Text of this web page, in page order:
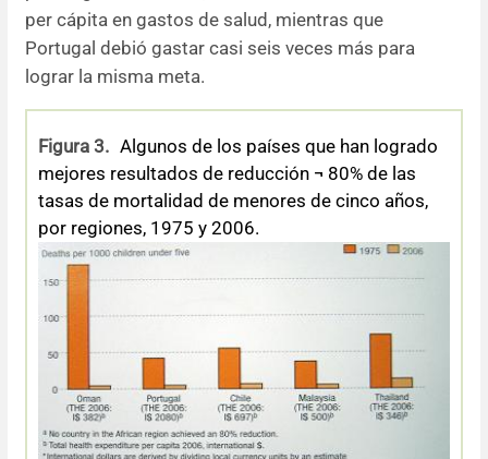
per cápita en gastos de salud, mientras que
Portugal debió gastar casi seis veces más para
lograr la misma meta.
Figura 3. Algunos de los países que han logrado
mejores resultados de reducción ¬ 80% de las
tasas de mortalidad de menores de cinco años,
por regiones, 1975 y 2006.